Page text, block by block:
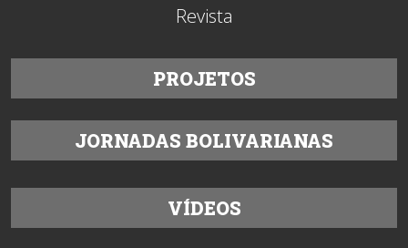
Revista
PROJETOS
JORNADAS BOLIVARIANAS
VÍDEOS